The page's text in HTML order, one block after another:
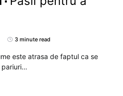
3 minute read
este atrasa de faptul ca se
pariuri…